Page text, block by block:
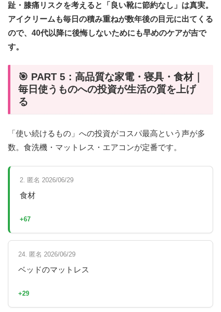
趾・膝痛リスクを考えると「良い靴に節約なし」は真実。
アイクリームも毎日の積み重ねが数年後の目元に出てくる
ので、40代以降に後悔しないためにも早めのケアが吉で
す。
🎯 PART 5：高品質な家電・寝具・食材｜
毎日使うものへの投資が生活の質を上げ
る
「使い続けるもの」への投資がコスパ最高という声が多
数。食洗機・マットレス・エアコンが定番です。
2. 匿名 2026/06/29
食材
+67
24. 匿名 2026/06/29
ベッドのマットレス
+29